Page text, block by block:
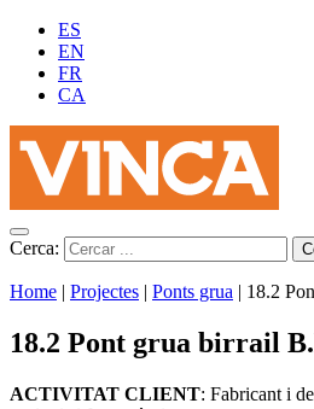
ES
EN
FR
CA
Cerca:
Home | Projectes | Ponts grua | 18.2
18.2 Pont grua birrail
ACTIVITAT CLIENT: Fabricant i